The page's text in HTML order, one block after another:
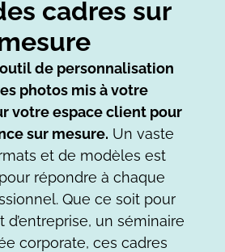
cadres sur
de personnalisation
photos mis à votre
votre espace client pour
sur mesure. Un vaste
et de modèles est
répondre à chaque
Que ce soit pour
un séminaire
corporate, ces cadres